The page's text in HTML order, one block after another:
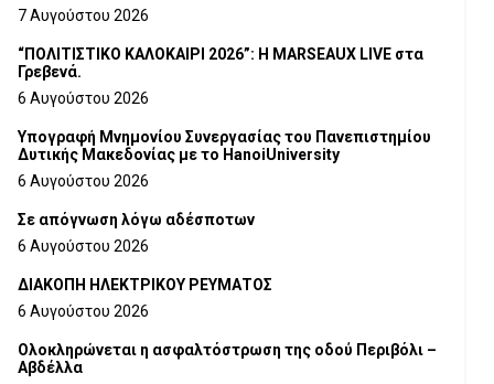
7 Αυγούστου 2026
“ΠΟΛΙΤΙΣΤΙΚΟ ΚΑΛΟΚΑΙΡΙ 2026”: Η MARSEAUX LIVE στα
Γρεβενά.
6 Αυγούστου 2026
Υπογραφή Μνημονίου Συνεργασίας του Πανεπιστημίου
Δυτικής Μακεδονίας με το HanoiUniversity
6 Αυγούστου 2026
Σε απόγνωση λόγω αδέσποτων
6 Αυγούστου 2026
ΔΙΑΚΟΠΗ ΗΛΕΚΤΡΙΚΟΥ ΡΕΥΜΑΤΟΣ
6 Αυγούστου 2026
Ολοκληρώνεται η ασφαλτόστρωση της οδού Περιβόλι –
Αβδέλλα